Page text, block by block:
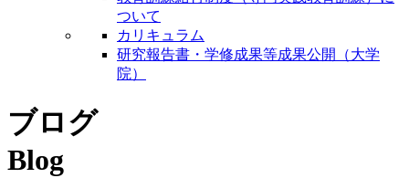
ついて
カリキュラム
研究報告書・学修成果等成果公開（大学
院）
ブログ
Blog